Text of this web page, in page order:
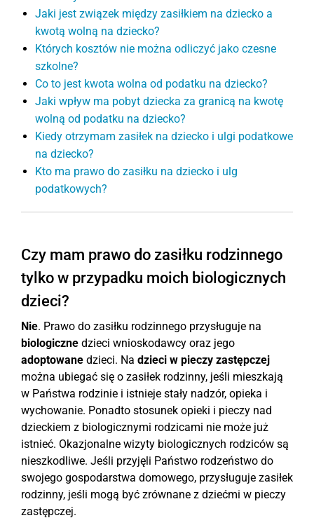
Jaki jest związek między zasiłkiem na dziecko a
kwotą wolną na dziecko?
Których kosztów nie można odliczyć jako czesne
szkolne?
Co to jest kwota wolna od podatku na dziecko?
Jaki wpływ ma pobyt dziecka za granicą na kwotę
wolną od podatku na dziecko?
Kiedy otrzymam zasiłek na dziecko i ulgi podatkowe
na dziecko?
Kto ma prawo do zasiłku na dziecko i ulg
podatkowych?
Czy mam prawo do zasiłku rodzinnego
tylko w przypadku moich biologicznych
dzieci?
Nie. Prawo do zasiłku rodzinnego przysługuje na
biologiczne dzieci wnioskodawcy oraz jego
adoptowane dzieci. Na dzieci w pieczy zastępczej
można ubiegać się o zasiłek rodzinny, jeśli mieszkają
w Państwa rodzinie i istnieje stały nadzór, opieka i
wychowanie. Ponadto stosunek opieki i pieczy nad
dzieckiem z biologicznymi rodzicami nie może już
istnieć. Okazjonalne wizyty biologicznych rodziców są
nieszkodliwe. Jeśli przyjęli Państwo rodzeństwo do
swojego gospodarstwa domowego, przysługuje zasiłek
rodzinny, jeśli mogą być zrównane z dziećmi w pieczy
zastępczej.